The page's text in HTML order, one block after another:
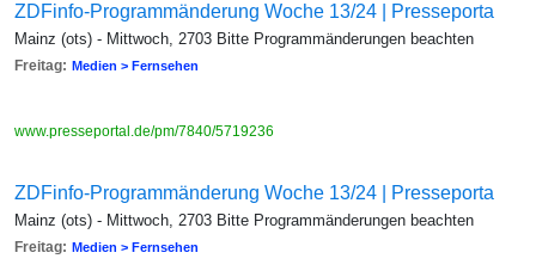
ZDFinfo-Programmänderung Woche 13/24 | Presseporta
Mainz (ots) - Mittwoch, 2703 Bitte Programmänderungen beachten
Freitag: Medien > Fernsehen
www.presseportal.de/pm/7840/5719236
ZDFinfo-Programmänderung Woche 13/24 | Presseporta
Mainz (ots) - Mittwoch, 2703 Bitte Programmänderungen beachten
Freitag: Medien > Fernsehen